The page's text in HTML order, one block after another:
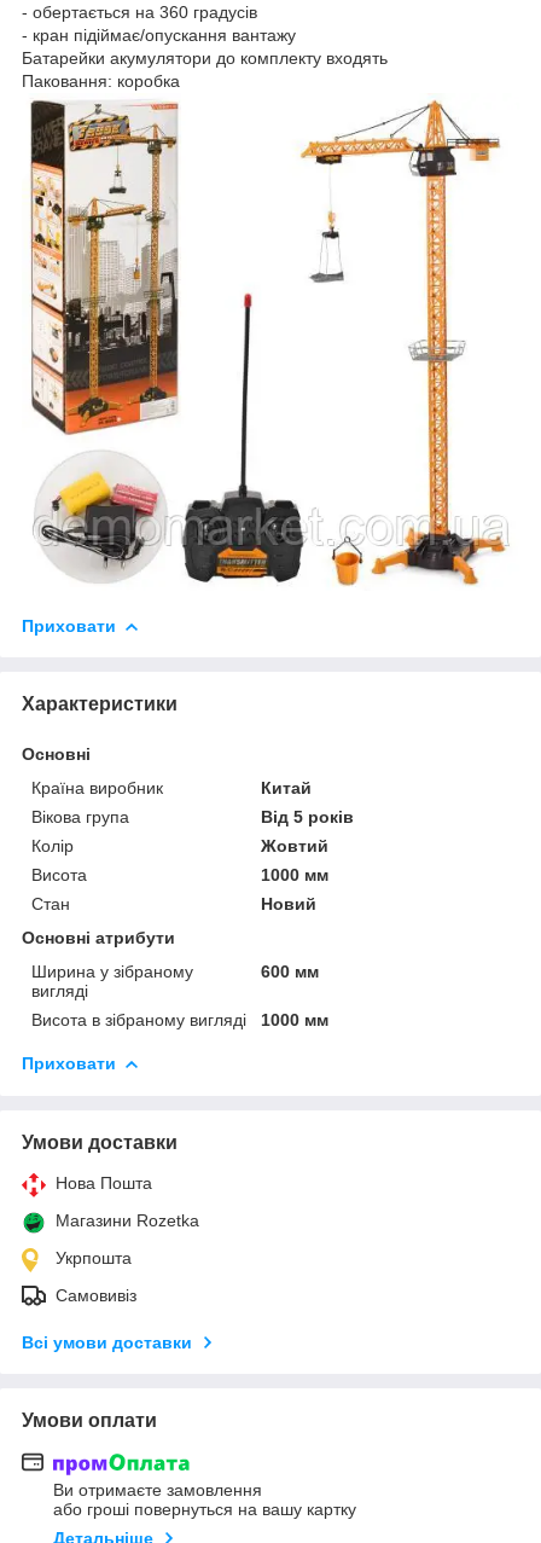
- обертається на 360 градусів
- кран підіймає/опускання вантажу
Батарейки акумулятори до комплекту входять
Паковання: коробка
Приховати
Характеристики
Основні
Країна виробник
Китай
Вікова група
Від 5 років
Колір
Жовтий
Висота
1000 мм
Стан
Новий
Основні атрибути
Ширина у зібраному
вигляді
600 мм
Висота в зібраному вигляді 1000 мм
Приховати
Умови доставки
Нова Пошта
Магазини Rozetka
Укрпошта
Самовивіз
Всі умови доставки
Умови оплати
Ви отримаєте замовлення
або гроші повернуться на вашу картку
Детальніше